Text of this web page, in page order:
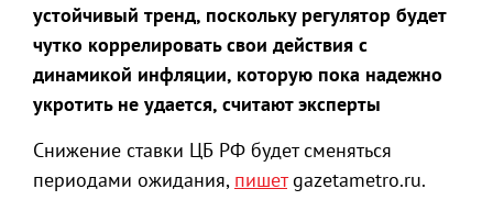
устойчивый тренд, поскольку регулятор будет
чутко коррелировать свои действия с
динамикой инфляции, которую пока надежно
укротить не удается, считают эксперты
Снижение ставки ЦБ РФ будет сменяться
периодами ожидания, пишетgazetametro.ru.